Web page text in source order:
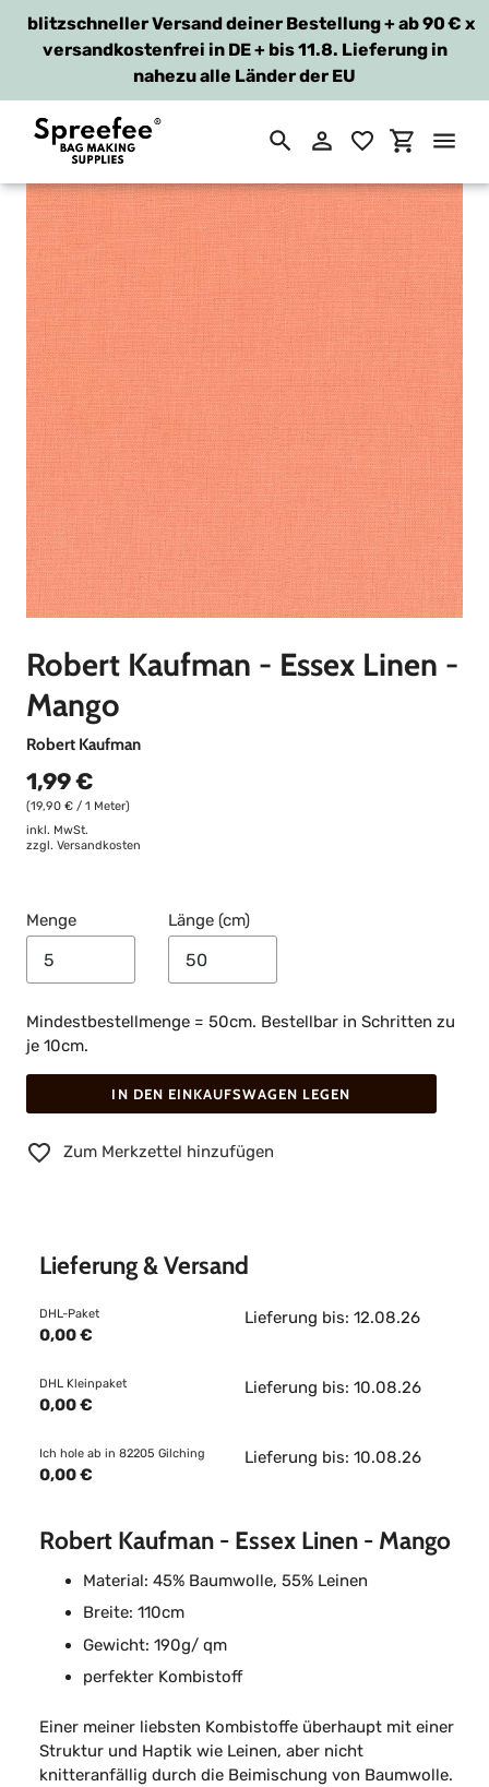
zum
Inhalt
blitzschneller Versand deiner Bestellung + ab 90 €
versandkostenfrei in DE + bis 11.8. Lieferung in
nahezu alle Länder der EU
x
SuchenEinloggen
Robert Kaufman - Essex Linen -
Mango
Robert Kaufman
1,99 €
(19,90 € / 1 Meter)
inkl. MwSt.
zzgl. Versandkosten
Menge Länge (cm)
Mindestbestellmenge = 50cm. Bestellbar in Schritten zu
je 10cm.
IN DEN EINKAUFSWAGEN LEGEN
Zum Merkzettel hinzufügen
Lieferung & Versand
DHL-Paket
0,00 €
Lieferung bis: 12.08.26
DHL Kleinpaket
0,00 €
Lieferung bis: 10.08.26
Ich hole ab in 82205 Gilching
0,00 €
Lieferung bis: 10.08.26
Robert Kaufman - Essex Linen - Mango
Material: 45% Baumwolle, 55% Leinen
Breite: 110cm
Gewicht: 190g/ qm
perfekter Kombistoff
Einer meiner liebsten Kombistoffe überhaupt mit einer
Struktur und Haptik wie Leinen, aber nicht
knitteranfällig durch die Beimischung von Baumwolle.